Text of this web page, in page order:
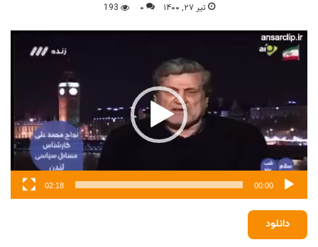
تیر ۲۷, ۱۴۰۰ ۰ 193
نمایشگر
ویدیو
00:00
02:18
دانلود